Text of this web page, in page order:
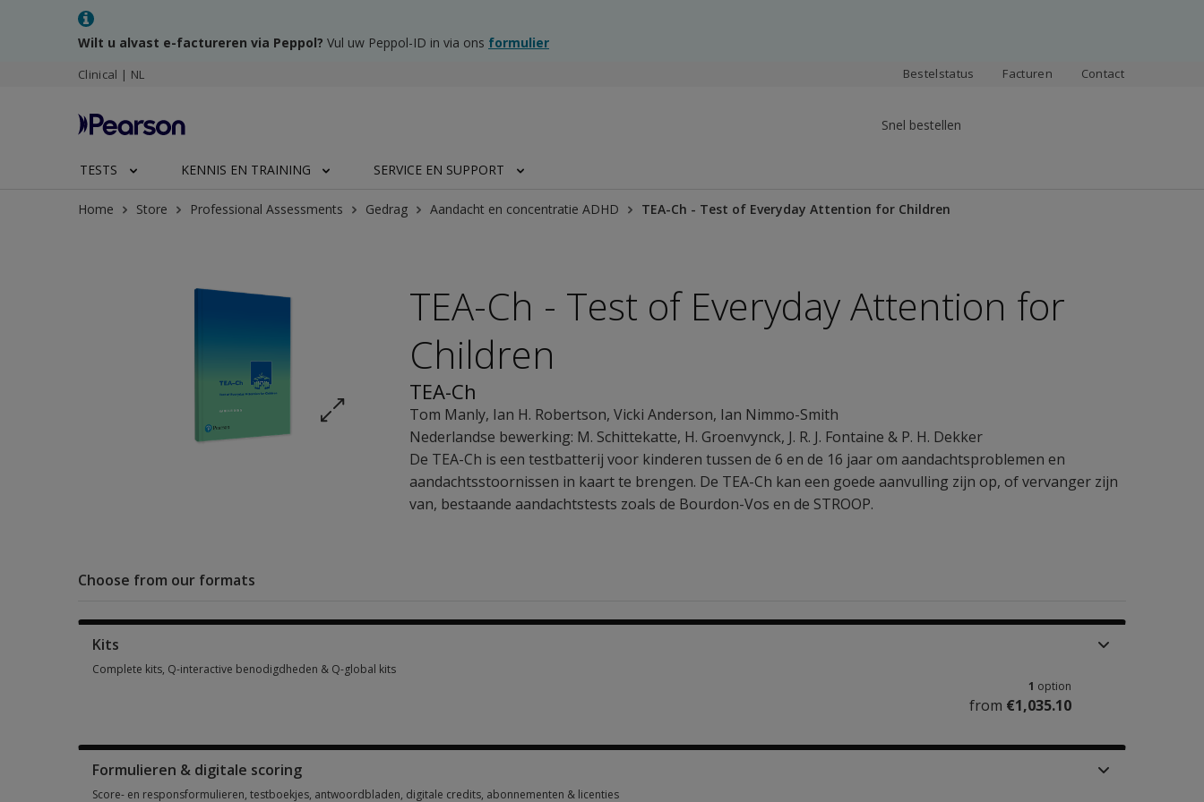
Wilt u alvast e-factureren via Peppol? Vul uw Peppol-ID in via ons formulier
Clinical | NL Bestelstatus Facturen Contact
Snel bestellen
TESTS KENNIS EN TRAINING SERVICE EN SUPPORT
Home Store Professional Assessments Gedrag Aandacht en concentratie ADHD TEA-Ch - Test of Everyday Attention for Children
TEA-Ch - Test of Everyday Attention for
Children
TEA-Ch
Tom Manly, Ian H. Robertson, Vicki Anderson, Ian Nimmo-Smith
Nederlandse bewerking: M. Schittekatte, H. Groenvynck, J. R. J. Fontaine & P. H. Dekker
De TEA-Ch is een testbatterij voor kinderen tussen de 6 en de 16 jaar om aandachtsproblemen en
aandachtsstoornissen in kaart te brengen. De TEA-Ch kan een goede aanvulling zijn op, of vervanger zijn
van, bestaande aandachtstests zoals de Bourdon-Vos en de STROOP.
Choose from our formats
Kits
Complete kits, Q-interactive benodigdheden & Q-global kits
1 option
from €1,035.10
Formulieren & digitale scoring
Score- en responsformulieren, testboekjes, antwoordbladen, digitale credits, abonnementen & licenties